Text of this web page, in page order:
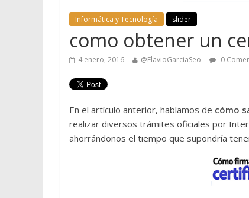
Informática y Tecnología slider
como obtener un
4 enero, 2016 @FlavioGarciaSeo 0
En el artículo anterior, hablamos de cómo
realizar diversos trámites oficiales por
ahorrándonos el tiempo que supondría